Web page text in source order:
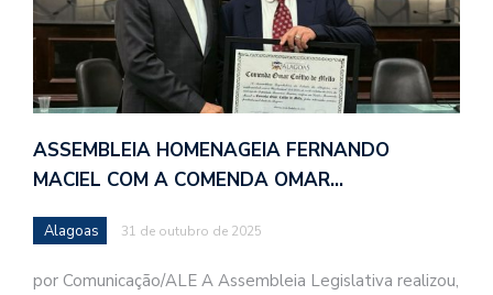
ASSEMBLEIA HOMENAGEIA FERNANDO
MACIEL COM A COMENDA OMAR…
Alagoas 31 de outubro de 2025
por Comunicação/ALE A Assembleia Legislativa realizou,